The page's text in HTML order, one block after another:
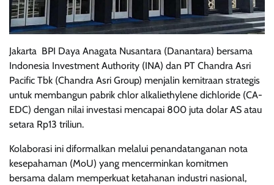
Jakarta  BPI Daya Anagata Nusantara (Danantara) bersama
Indonesia Investment Authority (INA) dan PT Chandra Asri
Pacific Tbk (Chandra Asri Group) menjalin kemitraan strategis
untuk membangun pabrik chlor alkaliethylene dichloride (CA-
EDC) dengan nilai investasi mencapai 800 juta dolar AS atau
setara Rp13 triliun.
Kolaborasi ini diformalkan melalui penandatanganan nota
kesepahaman (MoU) yang mencerminkan komitmen
bersama dalam memperkuat ketahanan industri nasional,